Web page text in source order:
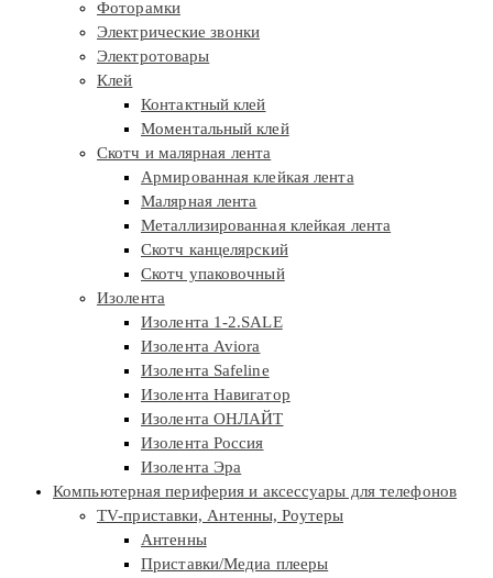
Фоторамки
Электрические звонки
Электротовары
Клей
Контактный клей
Моментальный клей
Скотч и малярная лента
Армированная клейкая лента
Малярная лента
Металлизированная клейкая лента
Скотч канцелярский
Скотч упаковочный
Изолента
Изолента 1-2.SALE
Изолента Aviora
Изолента Safeline
Изолента Навигатор
Изолента ОНЛАЙТ
Изолента Россия
Изолента Эра
Компьютерная периферия и аксессуары для телефонов
TV-приставки, Антенны, Роутеры
Антенны
Приставки/Медиа плееры